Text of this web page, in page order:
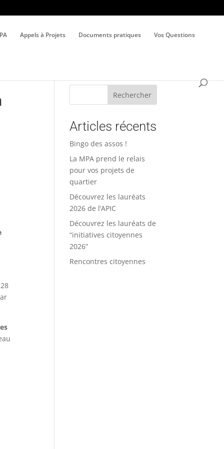
Appels à Projets Documents pratiques Vos Questions
Rechercher
Articles récents
Bingo des assos !
La MPA prend le relais
pour vos projets de
quartier
Découvrez les lauréats
2026 de l’APIC
Découvrez les lauréats de
“initiatives citoyennes
2026”
Rencontres citoyennes